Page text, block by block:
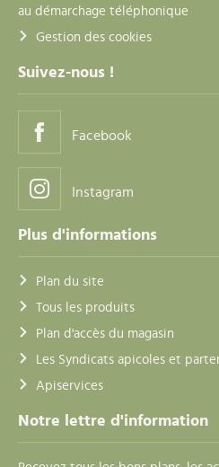
au démarchage téléphonique
Gestion des cookies
Suivez-nous !
Facebook
Instagram
Plus d'informations
Plan du site
Tous les produits
Plan d'accès du magasin
Les Syndicats apicoles et
Apiservices
Notre lettre d'information